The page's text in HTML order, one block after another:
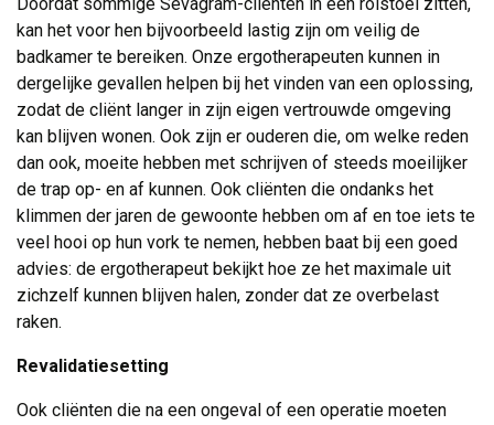
kan het voor hen bijvoorbeeld lastig zijn om veilig de
badkamer te bereiken. Onze ergotherapeuten kunnen in
dergelijke gevallen helpen bij het vinden van een oplossing,
zodat de cliënt langer in zijn eigen vertrouwde omgeving
kan blijven wonen. Ook zijn er ouderen die, om welke reden
dan ook, moeite hebben met schrijven of steeds moeilijker
de trap op- en af kunnen. Ook cliënten die ondanks het
klimmen der jaren de gewoonte hebben om af en toe iets te
veel hooi op hun vork te nemen, hebben baat bij een goed
advies: de ergotherapeut bekijkt hoe ze het maximale uit
zichzelf kunnen blijven halen, zonder dat ze overbelast
raken.
Revalidatiesetting
Ook cliënten die na een ongeval of een operatie moeten